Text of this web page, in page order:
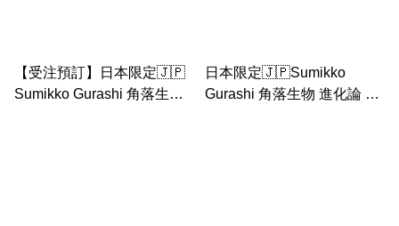
【受注預訂】日本限定🇯🇵
Sumikko Gurashi 角落生物
日本限定🇯🇵Sumikko
Gurashi 角落生物 進化論 炸